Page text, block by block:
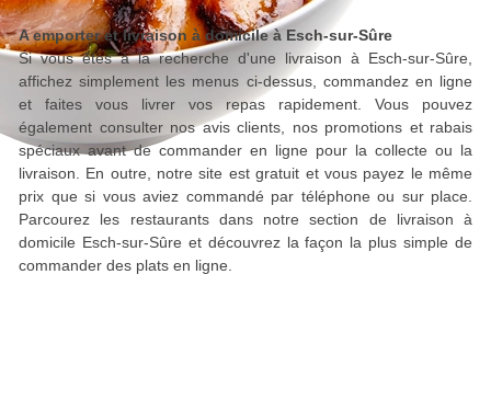
A emporter et livraison à domicile à Esch-sur-Sûre
Si vous êtes à la recherche d'une livraison à Esch-sur-Sûre,
affichez simplement les menus ci-dessus, commandez en ligne
et faites vous livrer vos repas rapidement. Vous pouvez
également consulter nos avis clients, nos promotions et rabais
spéciaux avant de commander en ligne pour la collecte ou la
livraison. En outre, notre site est gratuit et vous payez le même
prix que si vous aviez commandé par téléphone ou sur place.
Parcourez les restaurants dans notre section de livraison à
domicile Esch-sur-Sûre et découvrez la façon la plus simple de
commander des plats en ligne.